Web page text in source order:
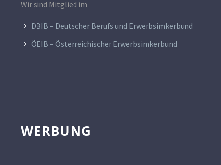
Wir sind Mitglied im
DBIB – Deutscher Berufs und Erwerbsimkerbund
ÖEIB – Österreichischer Erwerbsimkerbund
WERBUNG